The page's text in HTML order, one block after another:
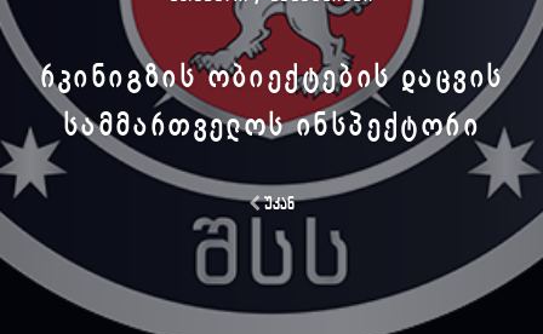
ᲠᲙᲘᲜᲘᲒᲖᲘᲡ ᲝᲑᲘᲔᲥᲢᲔᲑᲘᲡ ᲓᲐᲪᲕᲘᲡ
ᲡᲐᲛᲛᲐᲠᲗᲕᲔᲚᲝᲡ ᲘᲜᲡᲞᲔᲥᲢᲝᲠᲘ
უკან